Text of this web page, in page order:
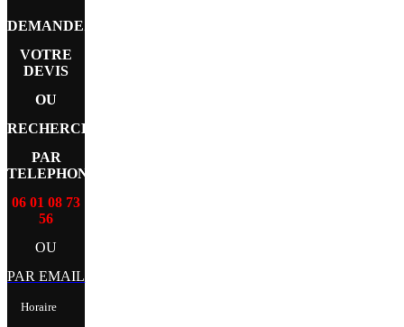
DEMANDEZ
VOTRE
DEVIS
OU
RECHERCHE
PAR
TELEPHONE
06 01 08 73
56
OU
PAR EMAIL
Horaire